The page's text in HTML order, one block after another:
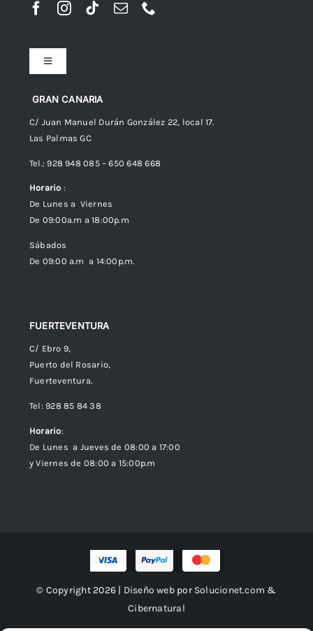
GRAN CANARIA
C/ Juan Manuel Durán González 22, local 17.
Las Palmas GC
Tel.: 928 948 085 – 650 648 668
Horario :
De Lunes a Viernes
De 09:00a.m a 18:00p.m
Sábados
De 09:00 a.m a 14:00p.m.
FUERTEVENTURA
C/ Ebro 9,
Puerto del Rosario,
Fuerteventura.
Tel: 928 85 84 38
Horario:
De Lunes a Jueves de 08:00 a 17:00
y Viernes de 08:00 a 15:00p.m
Toggle
Navigation
Preguntas frecuentes
Envíos
Política de Privacidad
© Copyright 2026 | Diseño web por Solucionet.com &
Cibernatural